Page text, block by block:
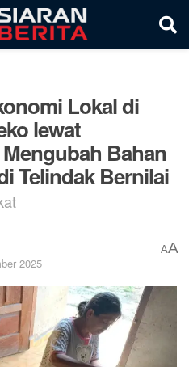
Lokal di
lewat
Bahan
Telindak Bernilai
2025
AA